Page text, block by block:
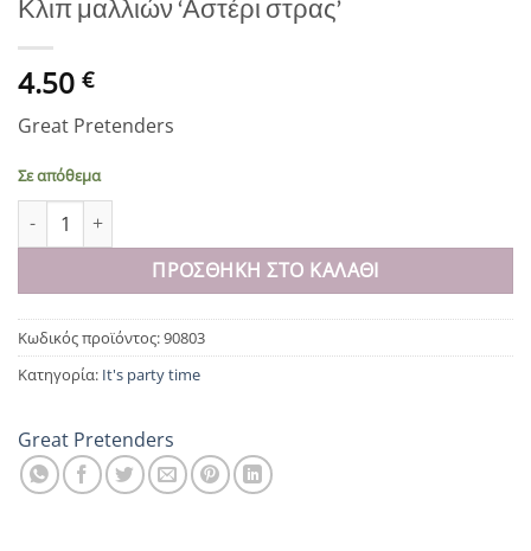
Κλιπ μαλλιών ‘Αστέρι στρας’
4.50 €
Great Pretenders
Σε απόθεμα
Κλιπ μαλλιών 'Αστέρι στρας' ποσότητα
ΠΡΟΣΘΉΚΗ ΣΤΟ ΚΑΛΆΘΙ
Κωδικός προϊόντος:90803
Κατηγορία: It's party time
Great Pretenders